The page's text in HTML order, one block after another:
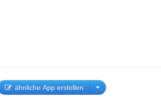
ähnliche App erstellen